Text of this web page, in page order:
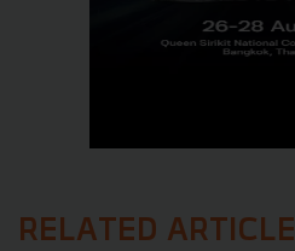
RELATED ARTICLE